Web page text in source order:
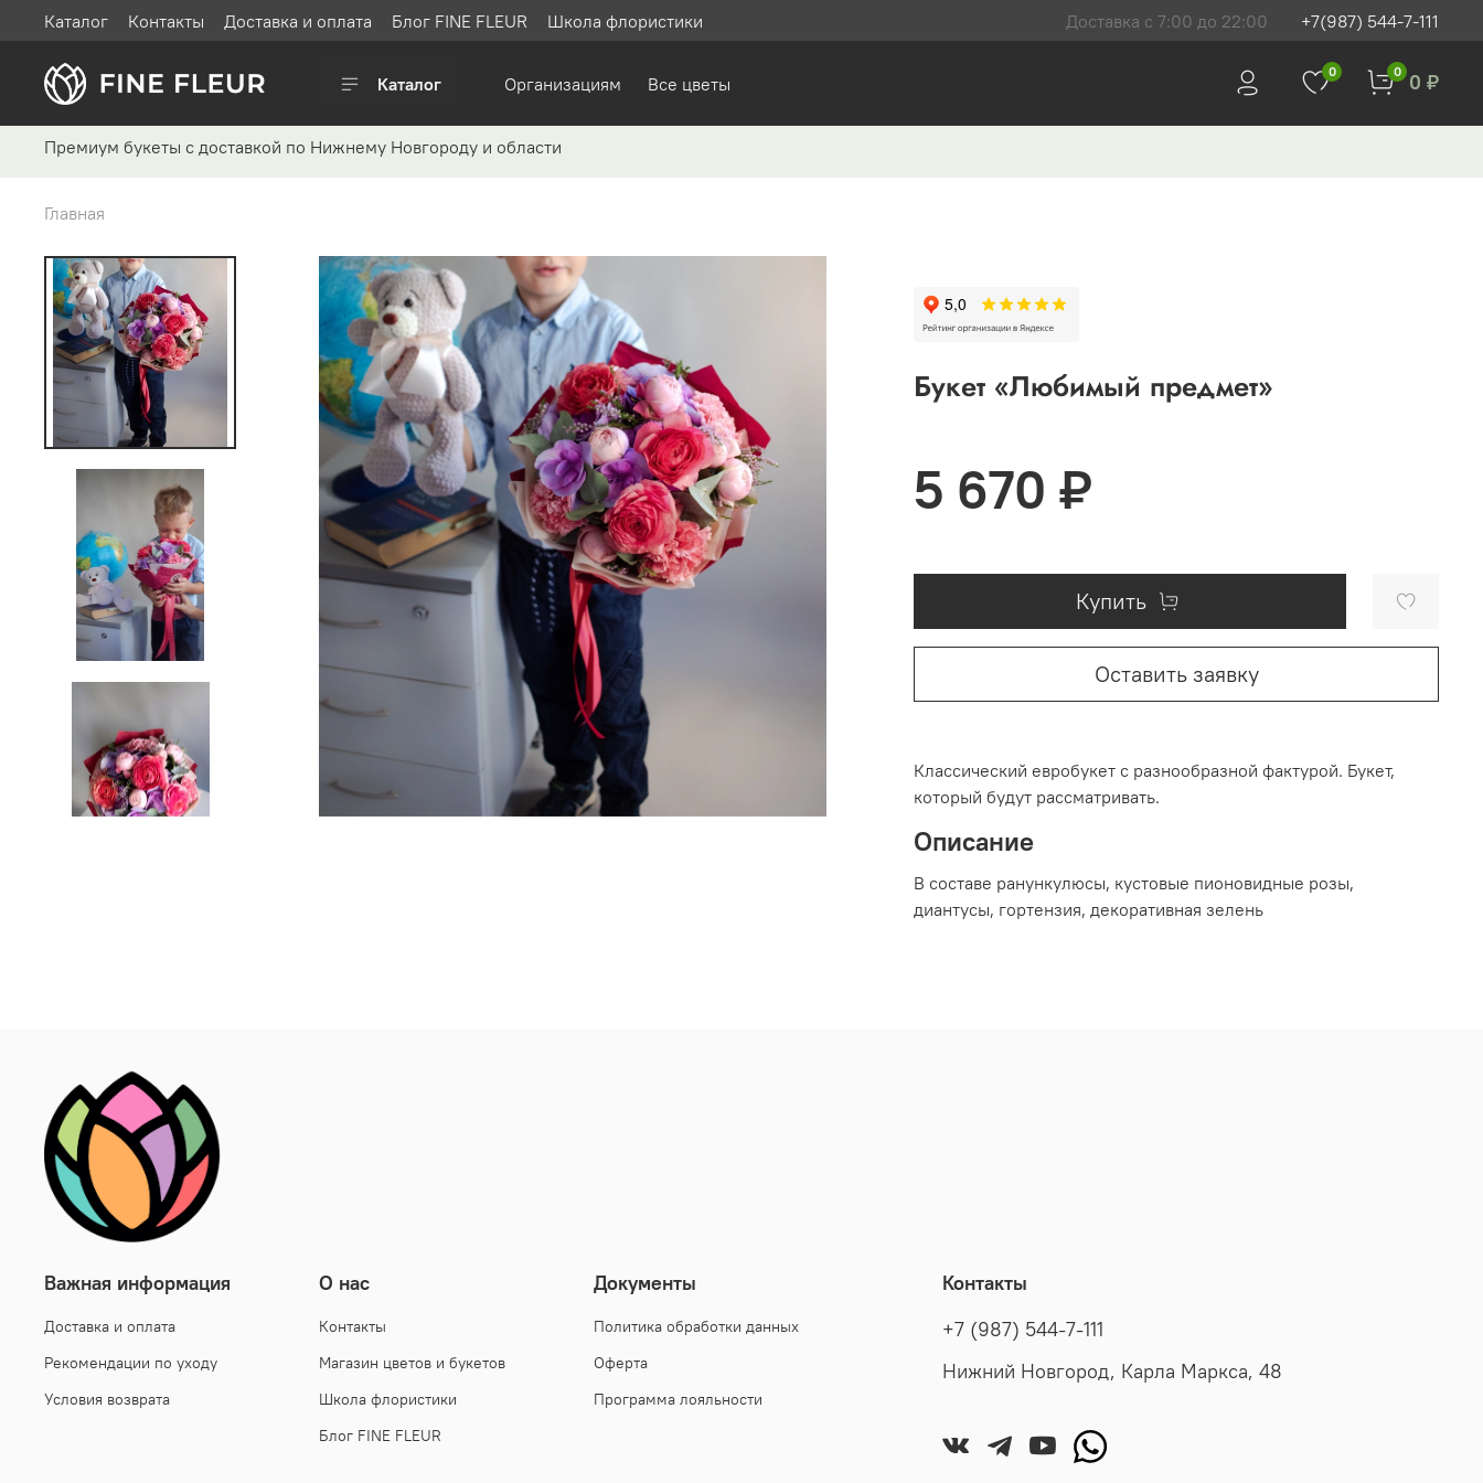
Каталог Контакты Доставка и оплата Блог FINE FLEUR Школа флористики Доставка с 7:00 до 22:00 +7(987) 544-7-111
Каталог Организациям Все цветы
0 0 0 ₽
Премиум букеты с доставкой по Нижнему Новгороду и области
Главная
Букет «Любимый предмет»
5 670 ₽
Купить
Оставить заявку
Классический евробукет с разнообразной фактурой. Букет,
который будут рассматривать.
Описание
В составе ранункулюсы, кустовые пионовидные розы,
диантусы, гортензия, декоративная зелень
Важная информация
Доставка и оплата
Рекомендации по уходу
Условия возврата
О нас
Контакты
Магазин цветов и букетов
Школа флористики
Блог FINE FLEUR
Документы
Политика обработки данных
Оферта
Программа лояльности
Контакты
+7 (987) 544-7-111
Нижний Новгород, Карла Маркса, 48